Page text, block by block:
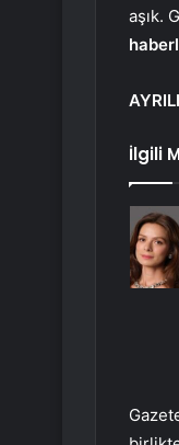
aşık.
İlgili